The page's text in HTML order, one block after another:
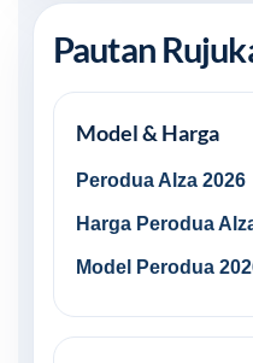
Pautan
Model & Harga
Perodua Alza 2026
Harga Perodua
Model Perodua